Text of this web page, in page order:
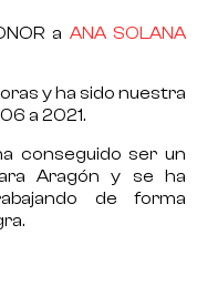
a ANA SOLANA
y ha sido nuestra
a 2021.
conseguido ser un
Aragón y se ha
de forma